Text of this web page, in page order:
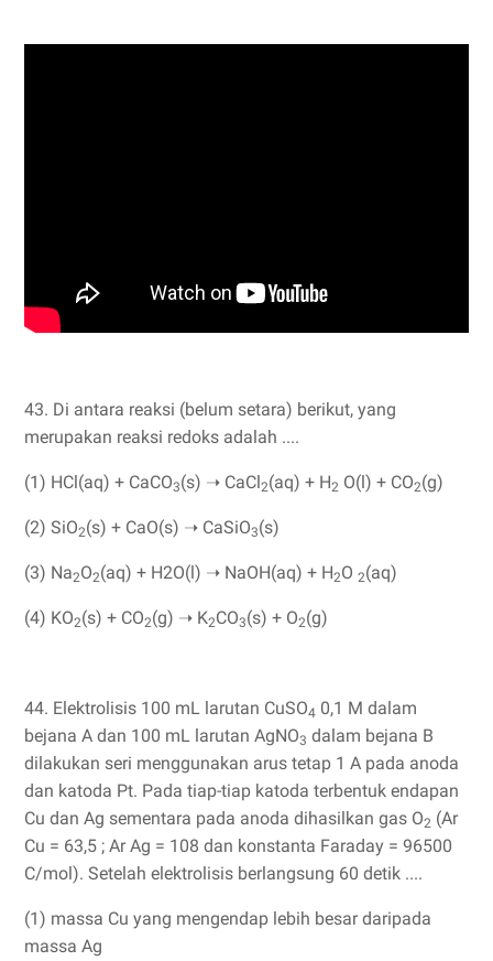
43. Di antara reaksi (belum setara) berikut, yang
merupakan reaksi redoks adalah ....
(1) HCl(aq) + CaCO3(s) ➝ CaCl2(aq) + H2 O(l) + CO2(g)
(2) SiO2(s) + CaO(s) ➝ CaSiO3(s)
(3) Na2O2(aq) + H2O(l) ➝ NaOH(aq) + H2O 2(aq)
(4) KO2(s) + CO2(g) ➝ K2CO3(s) + O2(g)
44. Elektrolisis 100 mL larutan CuSO4 0,1 M dalam
bejana A dan 100 mL larutan AgNO3 dalam bejana B
dilakukan seri menggunakan arus tetap 1 A pada anoda
dan katoda Pt. Pada tiap-tiap katoda terbentuk endapan
Cu dan Ag sementara pada anoda dihasilkan gas O2 (Ar
Cu = 63,5 ; Ar Ag = 108 dan konstanta Faraday = 96500
C/mol). Setelah elektrolisis berlangsung 60 detik ....
(1) massa Cu yang mengendap lebih besar daripada
massa Ag